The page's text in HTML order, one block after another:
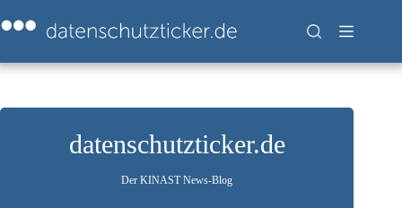
Inhalt
springen
datenschutzticker.de
Der KINAST News-Blog